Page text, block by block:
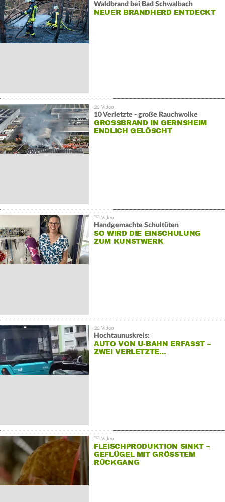
Waldbrand bei Bad Schwalbach
NEUER BRANDHERD ENTDECKT
10 Verletzte - große Rauchwolke
GROSSBRAND IN GERNSHEIM E
NDLICH GELÖSCHT
Handgemachte Schultüten
SO WIRD DIE EINSCHULUNG
ZUM KUNSTWERK
Hochtaunuskreis:
AUTO VON U-BAHN ERFASST –
ZWEI VERLETZTE…
FLEISCHPRODUKTION SINKT –
GEFLÜGEL MIT GRÖSSTEM R
ÜCKGANG